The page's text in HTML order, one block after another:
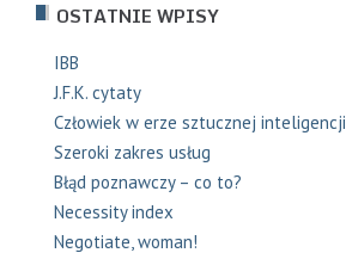
OSTATNIE WPISY
IBB
J.F.K. cytaty
Człowiek w erze sztucznej inteligencji
Szeroki zakres usług
Błąd poznawczy – co to?
Necessity index
Negotiate, woman!